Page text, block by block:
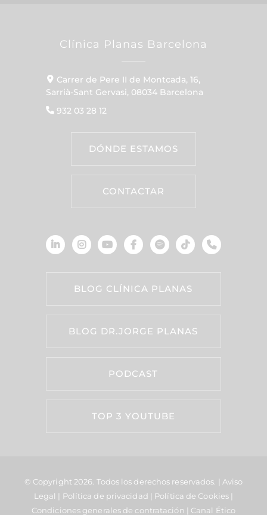
Clínica Planas Barcelona
Carrer de Pere II de Montcada, 16,
Sarrià-Sant Gervasi, 08034 Barcelona
932 03 28 12
DÓNDE ESTAMOS
CONTACTAR
BLOG CLÍNICA PLANAS
BLOG DR.JORGE PLANAS
PODCAST
TOP 3 YOUTUBE
© Copyright 2026. Todos los derechos reservados. | Aviso
Legal | Política de privacidad | Política de Cookies |
Condiciones generales de contratación | Canal Ético